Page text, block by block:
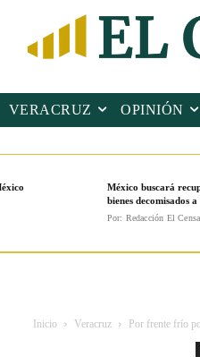
VERACRUZ OPINIÓN
México buscará
bienes decomisados
Por: Redacción El
Inicio Veracruz Por frente frío